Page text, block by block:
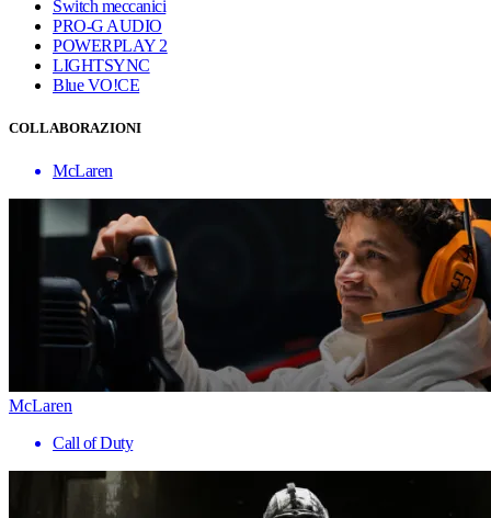
Switch meccanici
PRO-G AUDIO
POWERPLAY 2
LIGHTSYNC
Blue VO!CE
COLLABORAZIONI
McLaren
McLaren
Call of Duty